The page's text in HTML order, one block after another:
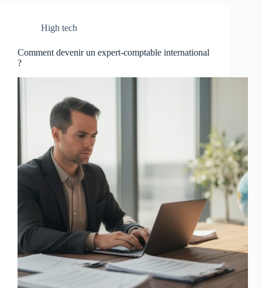
High tech
Comment devenir un expert-comptable international
?